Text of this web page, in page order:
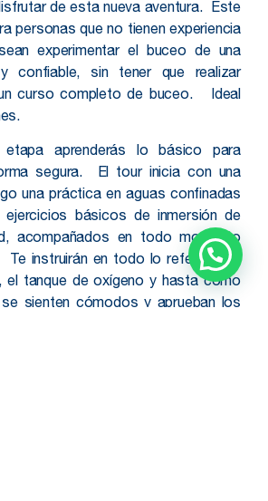
de esta nueva aventura. Este
personas que no tienen experiencia
experimentar el buceo de una
confiable, sin tener que realizar
curso completo de buceo. Ideal
etapa aprenderás lo básico para
segura. El tour inicia con una
una práctica en aguas confinadas
ejercicios básicos de inmersión de
acompañados en todo momento
Te instruirán en todo lo referente al
el tanque de oxígeno y hasta cómo
sienten cómodos y aprueban los